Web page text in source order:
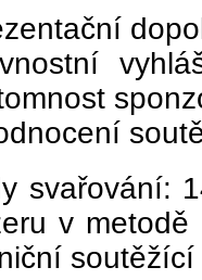
svařování:
v